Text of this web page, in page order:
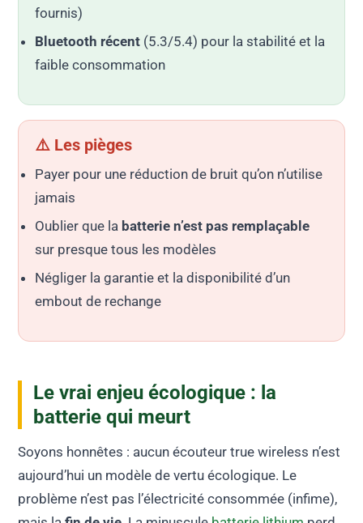
fournis)
Bluetooth récent (5.3/5.4) pour la stabilité et la
faible consommation
⚠️ Les pièges
Payer pour une réduction de bruit qu’on n’utilise
jamais
Oublier que la batterie n’est pas remplaçable
sur presque tous les modèles
Négliger la garantie et la disponibilité d’un
embout de rechange
Le vrai enjeu écologique : la
batterie qui meurt
Soyons honnêtes : aucun écouteur true wireless n’est
aujourd’hui un modèle de vertu écologique. Le
problème n’est pas l’électricité consommée (infime),